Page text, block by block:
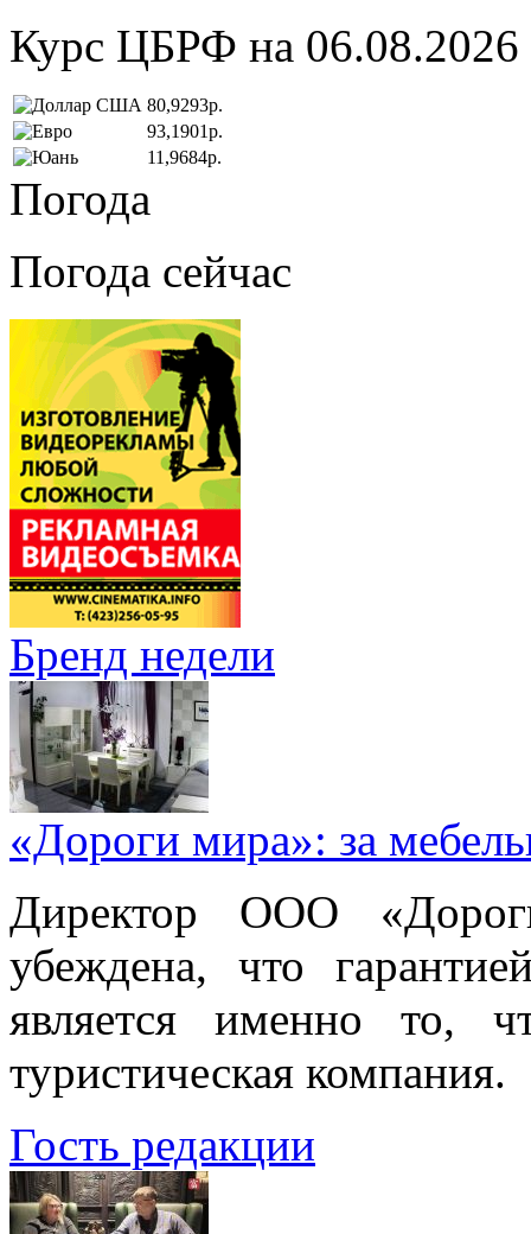
Курс ЦБРФ на 06.08.2026
80,9293р.
93,1901р.
11,9684р.
Погода
Погода сейчас
Бренд недели
«Дороги мира»: за
Директор ООО
убеждена, что
является именно то,
туристическая компания.
Гость редакции